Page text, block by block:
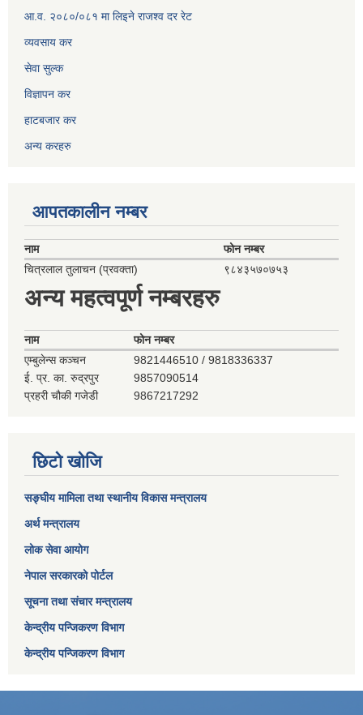
आ.व. २०८०/०८१ मा लिइने राजश्व दर रेट
व्यवसाय कर
सेवा सुल्क
विज्ञापन कर
हाटबजार कर
अन्य करहरु
आपतकालीन नम्बर
नाम
फोन नम्बर
चित्रलाल तुलाचन (प्रवक्ता)
९८४३५७०७५३
अन्य महत्वपूर्ण नम्बरहरु
नाम
फोन नम्बर
एम्बुलेन्स कञ्‍चन
9821446510 / 9818336337
ई. प्र. का. रुद्रपुर
9857090514
प्रहरी चौकी गजेडी
9867217292
छिटो खोजि
सङ्घीय मामिला तथा स्थानीय विकास मन्त्रालय
अर्थ मन्त्रालय
लोक सेवा आयोग
नेपाल सरकारको पोर्टल
सूचना तथा संचार मन्त्रालय
केन्द्रीय पन्जिकरण विभाग
केन्द्रीय पन्जिकरण विभाग